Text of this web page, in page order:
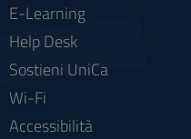
E-Learning
Help Desk
Sostieni UniCa
Wi-Fi
Accessibilità